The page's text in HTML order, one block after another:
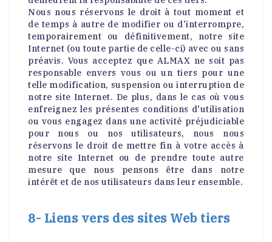
Nous nous réservons le droit à tout moment et
de temps à autre de modifier ou d'interrompre,
temporairement ou définitivement, notre site
Internet (ou toute partie de celle-ci) avec ou sans
préavis. Vous acceptez que ALMAX ne soit pas
responsable envers vous ou un tiers pour une
telle modification, suspension ou interruption de
notre site Internet. De plus, dans le cas où vous
enfreignez les présentes conditions d'utilisation
ou vous engagez dans une activité préjudiciable
pour nous ou nos utilisateurs, nous nous
réservons le droit de mettre fin à votre accès à
notre site Internet ou de prendre toute autre
mesure que nous pensons être dans notre
intérêt et de nos utilisateurs dans leur ensemble.
8- Liens vers des sites Web tiers